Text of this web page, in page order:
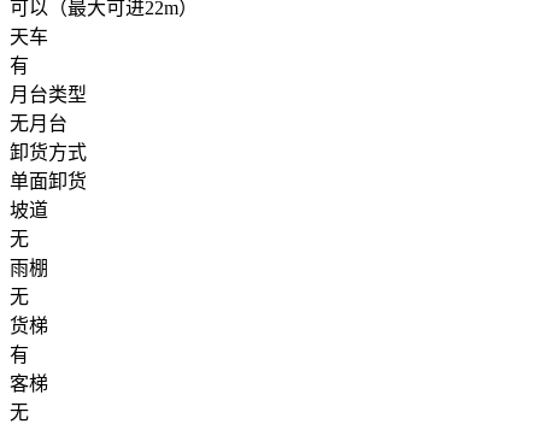
可以（最大可进22m）
天车
有
月台类型
无月台
卸货方式
单面卸货
坡道
无
雨棚
无
货梯
有
客梯
无